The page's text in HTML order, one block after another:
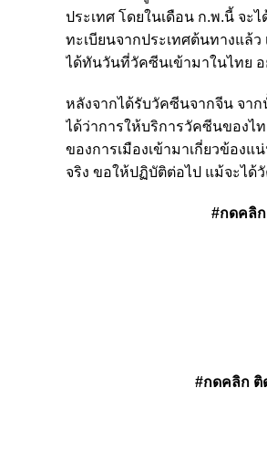
ประเทศ โดยในเดือน ก.พ.นี้ จะ
ทะเบียนจากประเทศต้นทางแล้
ได้ทันวันที่วัคซีนเข้ามาในไทย
หลังจากได้รับวัคซีนจากจีน จา
ได้ว่าการให้บริการวัคซีนของไ
ของการเมืองเข้ามาเกี่ยวข้องแ
จริง ขอให้ปฏิบัติต่อไป แม้จะได้
#กดคลิ
#กดคลิก ติ